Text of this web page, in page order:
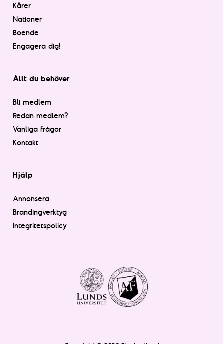
Kårer
Nationer
Boende
Engagera dig!
Allt du behöver
Bli medlem
Redan medlem?
Vanliga frågor
Kontakt
Hjälp
Annonsera
Brandingverktyg
Integritetspolicy